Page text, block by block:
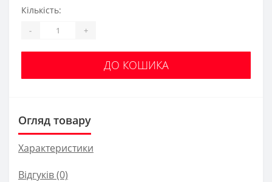
Кількість:
- +
ДО КОШИКА
Огляд товару
Характеристики
Відгуків (0)